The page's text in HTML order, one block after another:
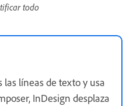
todo
líneas de texto y usa
InDesign desplaza